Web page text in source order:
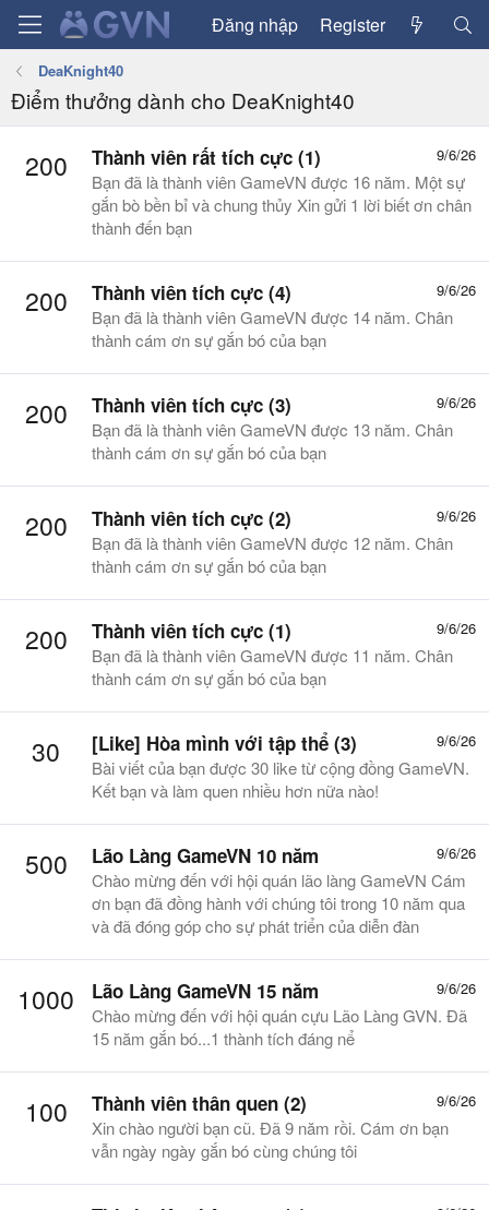
Đăng nhập Register
DeaKnight40
Điểm thưởng dành cho DeaKnight40
200 9/6/26
Thành viên rất tích cực (1)
Bạn đã là thành viên GameVN được 16 năm. Một sự
gắn bò bền bỉ và chung thủy Xin gửi 1 lời biết ơn chân
thành đến bạn
200 9/6/26
Thành viên tích cực (4)
Bạn đã là thành viên GameVN được 14 năm. Chân
thành cám ơn sự gắn bó của bạn
200 9/6/26
Thành viên tích cực (3)
Bạn đã là thành viên GameVN được 13 năm. Chân
thành cám ơn sự gắn bó của bạn
200 9/6/26
Thành viên tích cực (2)
Bạn đã là thành viên GameVN được 12 năm. Chân
thành cám ơn sự gắn bó của bạn
200 9/6/26
Thành viên tích cực (1)
Bạn đã là thành viên GameVN được 11 năm. Chân
thành cám ơn sự gắn bó của bạn
30 9/6/26
[Like] Hòa mình với tập thể (3)
Bài viết của bạn được 30 like từ cộng đồng GameVN.
Kết bạn và làm quen nhiều hơn nữa nào!
500 9/6/26
Lão Làng GameVN 10 năm
Chào mừng đến với hội quán lão làng GameVN Cám
ơn bạn đã đồng hành với chúng tôi trong 10 năm qua
và đã đóng góp cho sự phát triển của diễn đàn
1000 9/6/26
Lão Làng GameVN 15 năm
Chào mừng đến với hội quán cựu Lão Làng GVN. Đã
15 năm gắn bó...1 thành tích đáng nể
100 9/6/26
Thành viên thân quen (2)
Xin chào người bạn cũ. Đã 9 năm rồi. Cám ơn bạn
vẫn ngày ngày gắn bó cùng chúng tôi